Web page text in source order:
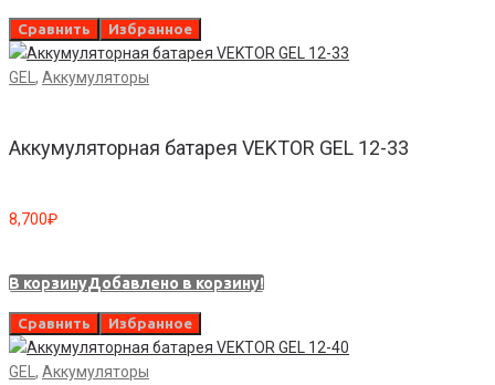
Сравнить Избранное
GEL , Аккумуляторы
Аккумуляторная батарея VEKTOR GEL 12-33
8,700₽
В корзинуДобавлено в корзину!
Сравнить Избранное
GEL , Аккумуляторы